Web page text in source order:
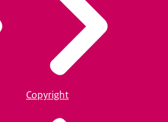
Copyright